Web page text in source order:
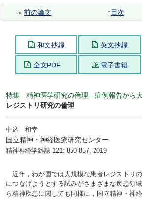
« 前の論文 ↑ 目次
和文抄録 英文抄録
全文PDF 電子書籍
特集 精神医学研究の倫理―症例報告から
レジストリ研究の倫理
中込 和幸
国立精神・神経医療研究センター
精神神経学雑誌 121: 850-857, 2019
近年，わが国では大規模な患者レジストリ
につなげようとする試みがさまざまな疾患領
ら精神疾患に関しても同様に，国立精神・神